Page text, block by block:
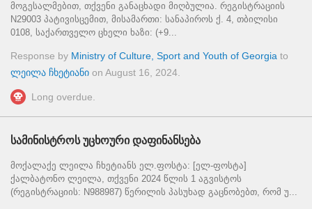
მოგესალმებით, თქვენი განაცხადი მიღბულია. რეგისტრაციის
N29003 პატივისცემით, მისამართი: სანაპიროს ქ. 4, თბილისი
0108, საქართველო ცხელი ხაზი: (+9...
Response by Ministry of Culture, Sport and Youth of Georgia to
ლეილა ჩხეტიანი on August 16, 2024
Long overdue.
სამინისტროს უცხოური დაფინანსება
მოქალაქე ლეილა ჩხეტიანს ელ.ფოსტა: [ელ-ფოსტა]
ქალბატონო ლეილა, თქვენი 2024 წლის 1 აგვისტოს
(რეგისტრაციის: N988987) წერილის პასუხად გაცნობებთ, რომ უ...